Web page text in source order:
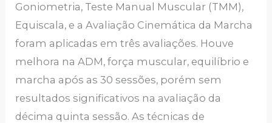
Goniometria, Teste Manual Muscular (TMM),
Equiscala, e a Avaliação Cinemática da Marcha
foram aplicadas em três avaliações. Houve
melhora na ADM, força muscular, equilíbrio e
marcha após as 30 sessões, porém sem
resultados significativos na avaliação da
décima quinta sessão. As técnicas de